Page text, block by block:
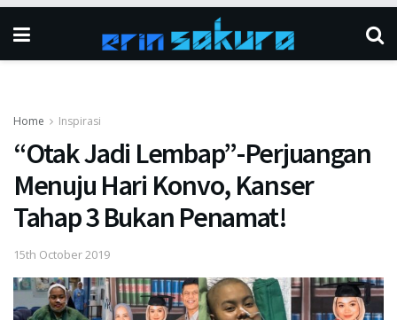
Home Inspirasi
“Otak Jadi Lembap”-Perjuangan
Menuju Hari Konvo, Kanser
Tahap 3 Bukan Penamat!
15th October 2019